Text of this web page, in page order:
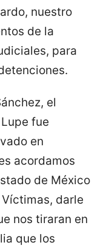
nuestro
de la
para
el
fue
en
acordamos
de México
darle
nos tiraran en
que los